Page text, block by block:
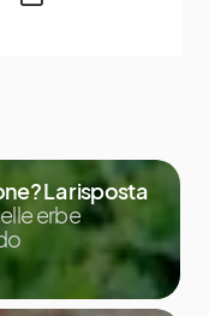
La risposta
erbe